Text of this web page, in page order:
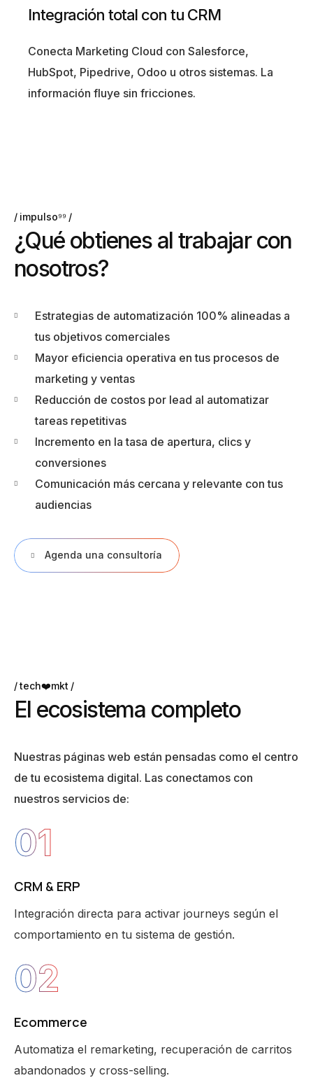
Integración total con tu CRM
Conecta Marketing Cloud con Salesforce,
HubSpot, Pipedrive, Odoo u otros sistemas. La
información fluye sin fricciones.
impulso⁹⁹
¿Qué obtienes al trabajar con
nosotros?
Estrategias de automatización 100% alineadas a
tus objetivos comerciales
Mayor eficiencia operativa en tus procesos de
marketing y ventas
Reducción de costos por lead al automatizar
tareas repetitivas
Incremento en la tasa de apertura, clics y
conversiones
Comunicación más cercana y relevante con tus
audiencias
Agenda una consultoría
tech❤️mkt
El ecosistema completo
Nuestras páginas web están pensadas como el centro
de tu ecosistema digital. Las conectamos con
nuestros servicios de:
01
CRM & ERP
Integración directa para activar journeys según el
comportamiento en tu sistema de gestión.
02
Ecommerce
Automatiza el remarketing, recuperación de carritos
abandonados y cross-selling.